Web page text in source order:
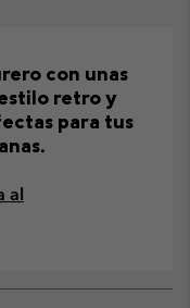
con unas
retro y
para tus
al